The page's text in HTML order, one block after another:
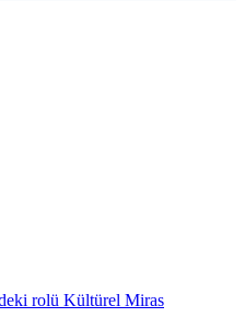
rolü Kültürel Miras